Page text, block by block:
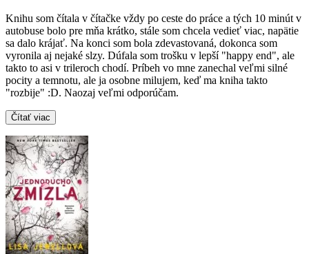
Knihu som čítala v čítačke vždy po ceste do práce a tých 10 minút v
autobuse bolo pre mňa krátko, stále som chcela vedieť viac, napätie
sa dalo krájať. Na konci som bola zdevastovaná, dokonca som
vyronila aj nejaké slzy. Dúfala som trošku v lepší "happy end", ale
takto to asi v trileroch chodí. Príbeh vo mne zanechal veľmi silné
pocity a temnotu, ale ja osobne milujem, keď ma kniha takto
"rozbije" :D. Naozaj veľmi odporúčam.
Čítať viac